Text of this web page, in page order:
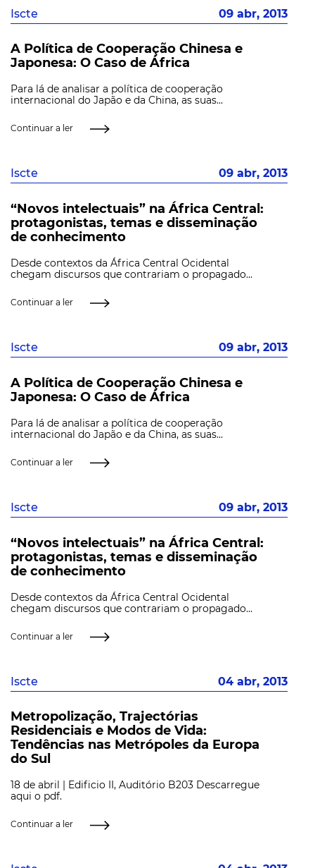
Iscte 09 abr, 2013
A Política de Cooperação Chinesa e
Japonesa: O Caso de África
Para lá de analisar a política de cooperação
internacional do Japão e da China, as suas...
Continuar a ler
Iscte 09 abr, 2013
“Novos intelectuais” na África Central:
protagonistas, temas e disseminação
de conhecimento
Desde contextos da África Central Ocidental
chegam discursos que contrariam o propagado...
Continuar a ler
Iscte 09 abr, 2013
A Política de Cooperação Chinesa e
Japonesa: O Caso de África
Para lá de analisar a política de cooperação
internacional do Japão e da China, as suas...
Continuar a ler
Iscte 09 abr, 2013
“Novos intelectuais” na África Central:
protagonistas, temas e disseminação
de conhecimento
Desde contextos da África Central Ocidental
chegam discursos que contrariam o propagado...
Continuar a ler
Iscte 04 abr, 2013
Metropolização, Trajectórias
Residenciais e Modos de Vida:
Tendências nas Metrópoles da Europa
do Sul
18 de abril | Edificio II, Auditório B203 Descarregue
aqui o pdf.
Continuar a ler